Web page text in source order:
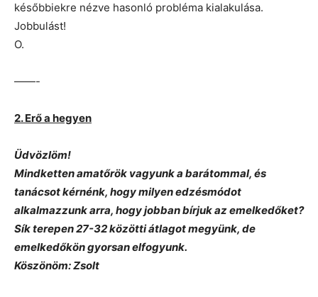
későbbiekre nézve hasonló probléma kialakulása.
Jobbulást!
O.
——-
2. Erő a hegyen
Üdvözlöm!
Mindketten amatőrök vagyunk a barátommal, és
tanácsot kérnénk, hogy milyen edzésmódot
alkalmazzunk arra, hogy jobban bírjuk az emelkedőket?
Sík terepen 27-32 közötti átlagot megyünk, de
emelkedőkön gyorsan elfogyunk.
Köszönöm: Zsolt